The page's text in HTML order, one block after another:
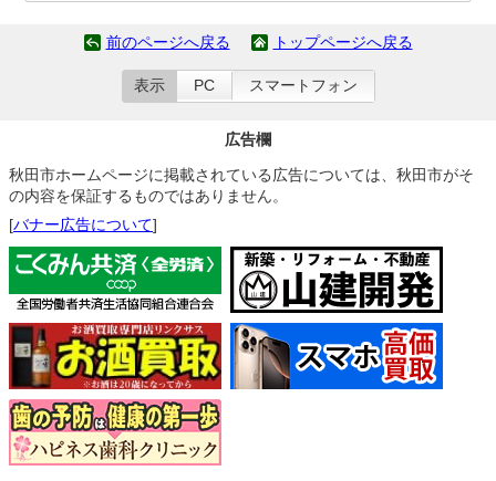
前のページへ戻る トップページへ戻る
表示 PC スマートフォン
広告欄
秋田市ホームページに掲載されている広告については、秋田市がそ
の内容を保証するものではありません。
[バナー広告について]